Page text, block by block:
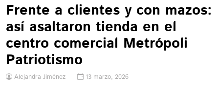
Frente a clientes y con mazos:
así asaltaron tienda en el
centro comercial Metrópoli
Patriotismo
Alejandra Jiménez 13 marzo, 2026